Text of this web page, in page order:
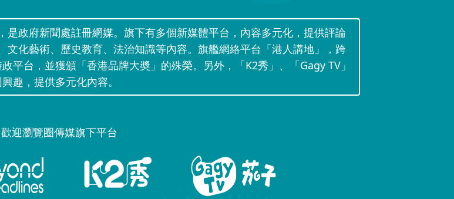
政府新聞處註冊網媒。旗下有多個新媒體平台，內容多元化，提供評論
化藝術、歷史教育、法治知識等內容。旗艦網絡平台「港人講地」，跨
平台，並獲頒「香港品牌大奬」的殊榮。另外，「K2秀」、「Gagy TV」
趣，提供多元化內容。
歡迎瀏覽圈傳媒旗下平台